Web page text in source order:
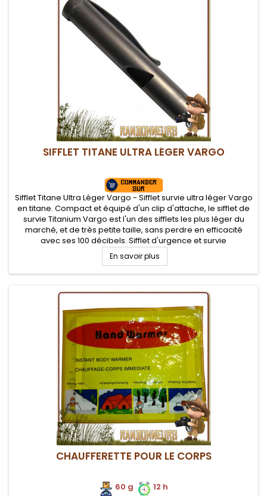
SIFFLET TITANE ULTRA LÉGER VARGO
Sifflet Titane Ultra Léger Vargo - Sifflet survie ultra léger Vargo
en titane. Compact et équipé d'un clip d'attache, le sifflet de
survie Titanium Vargo est l'un des sifflets les plus léger du
marché, et de très petite taille, sans perdre en efficacité
avec ses 100 décibels. Sifflet d'urgence et survie
En savoir plus
CHAUFFERETTE POUR LE CORPS
60 g
12 h